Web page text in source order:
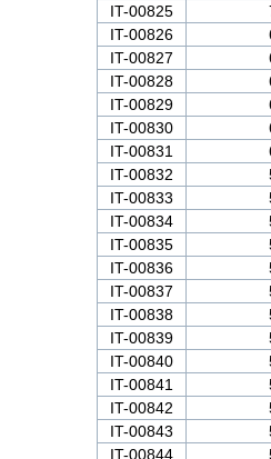
IT-00825
IT-00826
IT-00827
IT-00828
IT-00829
IT-00830
IT-00831
IT-00832
IT-00833
IT-00834
IT-00835
IT-00836
IT-00837
IT-00838
IT-00839
IT-00840
IT-00841
IT-00842
IT-00843
IT-00844